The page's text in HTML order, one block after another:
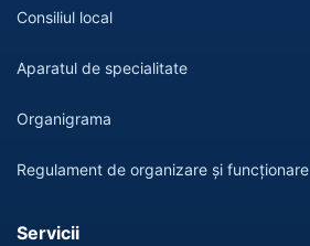
Consiliul local
Aparatul de specialitate
Organigrama
Regulament de organizare și funcționare
Servicii